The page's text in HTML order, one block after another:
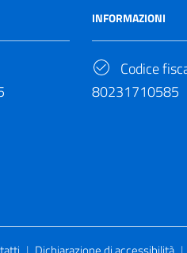
INFORMAZIONI
Codice
80231710585